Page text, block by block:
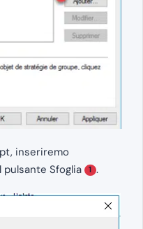
inseriremo
pulsante Sfoglia
1 .